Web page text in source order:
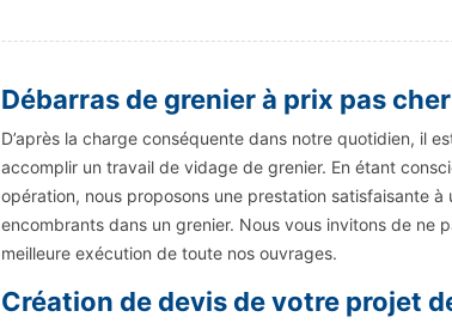
Débarras de grenier à prix pas cher
D’après la charge conséquente dans notre quotidien, il
accomplir un travail de vidage de grenier. En étant
opération, nous proposons une prestation satisfaisante
encombrants dans un grenier. Nous vous invitons de ne
meilleure exécution de toute nos ouvrages.
Création de devis de votre projet